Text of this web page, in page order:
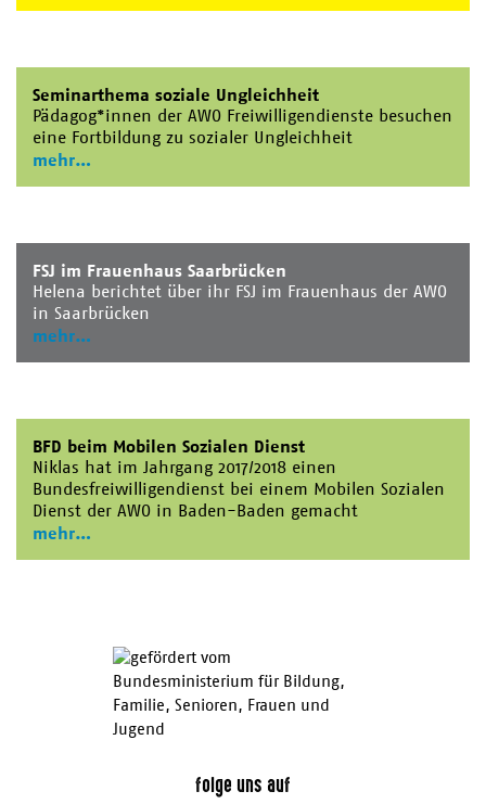
Seminarthema soziale Ungleichheit
Pädagog*innen der AWO Freiwilligendienste besuchen
eine Fortbildung zu sozialer Ungleichheit
mehr
FSJ im Frauenhaus Saarbrücken
Helena berichtet über ihr FSJ im Frauenhaus der AWO
in Saarbrücken
mehr
BFD beim Mobilen Sozialen Dienst
Niklas hat im Jahrgang 2017/2018 einen
Bundesfreiwilligendienst bei einem Mobilen Sozialen
Dienst der AWO in Baden-Baden gemacht
mehr
folge uns auf